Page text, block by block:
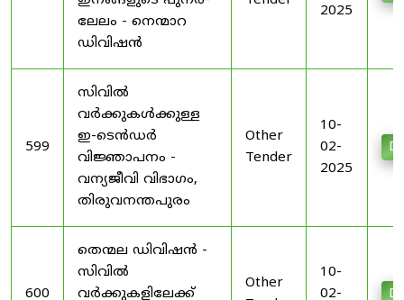
ലേലം - നെന്മാറ
ഡിവിഷൻ
2025
599
സിവിൽ
വർക്കുകൾക്കുള്ള
ഇ-ടെൻഡർ
വിജ്ഞാപനം -
വന്യജീവി വിഭാഗം,
തിരുവനന്തപുരം
Other
Tender
10-
02-
2025
600
തെന്മല ഡിവിഷൻ -
സിവിൽ
വർക്കുകളിലേക്ക്
Other
10-
02-